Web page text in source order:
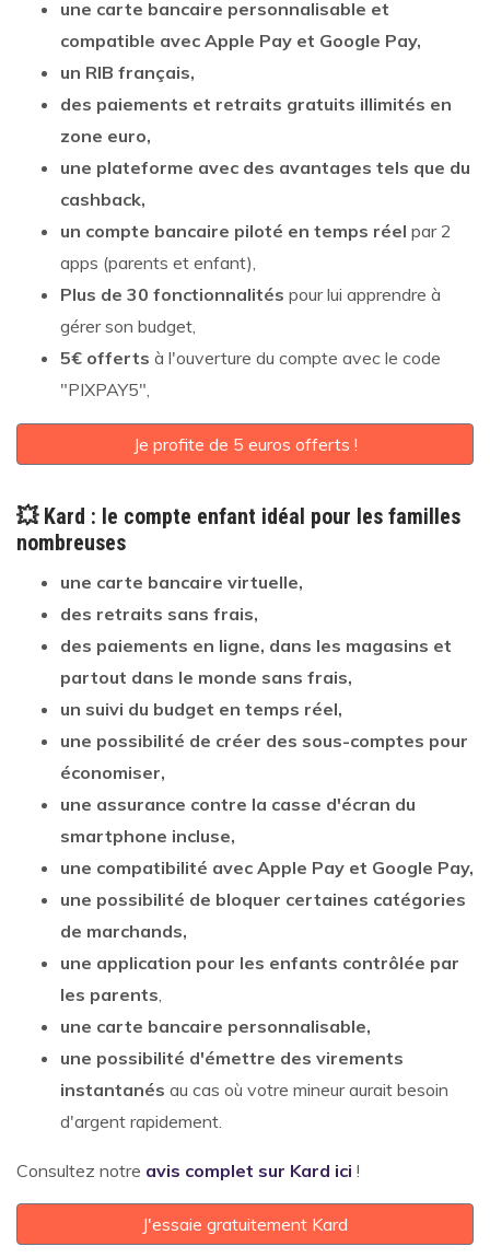
une carte bancaire personnalisable et
compatible avec Apple Pay et Google Pay,
un RIB français,
des paiements et retraits gratuits illimités en
zone euro,
une plateforme avec des avantages tels que du
cashback,
un compte bancaire piloté en temps réel par 2
apps (parents et enfant),
Plus de 30 fonctionnalités pour lui apprendre à
gérer son budget,
5€ offerts à l'ouverture du compte avec le code
"PIXPAY5",
Je profite de 5 euros offerts !
💥 Kard : le compte enfant idéal pour les familles
nombreuses
une carte bancaire virtuelle,
des retraits sans frais,
des paiements en ligne, dans les magasins et
partout dans le monde sans frais,
un suivi du budget en temps réel,
une possibilité de créer des sous-comptes pour
économiser,
une assurance contre la casse d'écran du
smartphone incluse,
une compatibilité avec Apple Pay et Google Pay,
une possibilité de bloquer certaines catégories
de marchands,
une application pour les enfants contrôlée par
les parents,
une carte bancaire personnalisable,
une possibilité d'émettre des virements
instantanés au cas où votre mineur aurait besoin
d'argent rapidement.
Consultez notre avis complet sur Kard ici !
J'essaie gratuitement Kard